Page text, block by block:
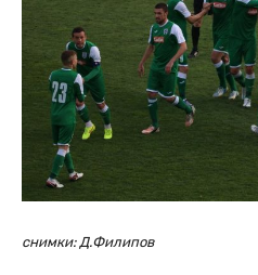
снимки: Д.Филипов